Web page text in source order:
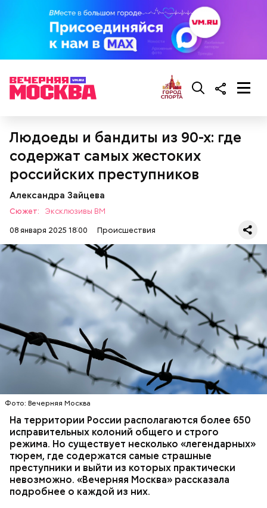
Людоеды и бандиты из 90-х: где
содержат самых жестоких
российских преступников
Александра Зайцева
Сюжет:
Эксклюзивы ВМ
08 января 2025 18:00
Происшествия
Фото: Вечерняя Москва
На территории России располагаются более 650
исправительных колоний общего и строго
режима. Но существует несколько «легендарных»
тюрем, где содержатся самые страшные
преступники и выйти из которых практически
невозможно. «Вечерняя Москва» рассказала
подробнее о каждой из них.
— Я хотел бы принести свои глубочайшие,
искренние извинения всем людям, которые
физически или душевно пострадали от моих
действий или недействий. Особенно тем, которые
потеряли родного, близкого человека. Молюсь и
Пытался убить за любовь: как
история с отравлением
пирожками переросла в
покушение
Затем молодой человек заявил, что хочет
паломничествоми посетить места захоронения
своих жертв. В случае своего освобождения
Миссюра обещал помириться с родителями и
начать «нести только добро и пользу людям».
Еще молодой человек хотел отказатьсяот
предоставленного государством адвоката и